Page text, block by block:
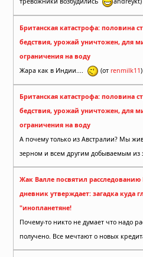
Британская катастрофа: половина
бедствия, урожай уничтожен, для
ограничения на воду
Жара как в Индии....
(от renmilk11)
Британская катастрофа: половина
бедствия, урожай уничтожен, для
ограничения на воду
А почему только из Австралии? Мы
зерном и всем другим добываемым из
Жак Валле посвятил расследованию
дневник утверждает: загадка куда
"инопланетяне!
Почему-то никто не думает что надо